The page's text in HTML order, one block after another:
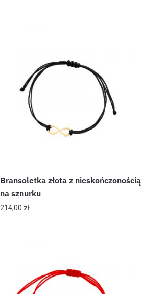
Bransoletka złota z nieskończonością
na sznurku
214,00 zł